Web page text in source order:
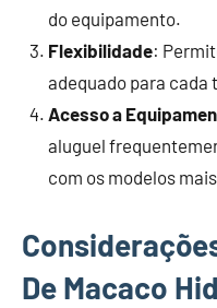
do equipamento.
Flexibilidade:
adequado para
Acesso a
aluguel
com os modelos
De Macaco